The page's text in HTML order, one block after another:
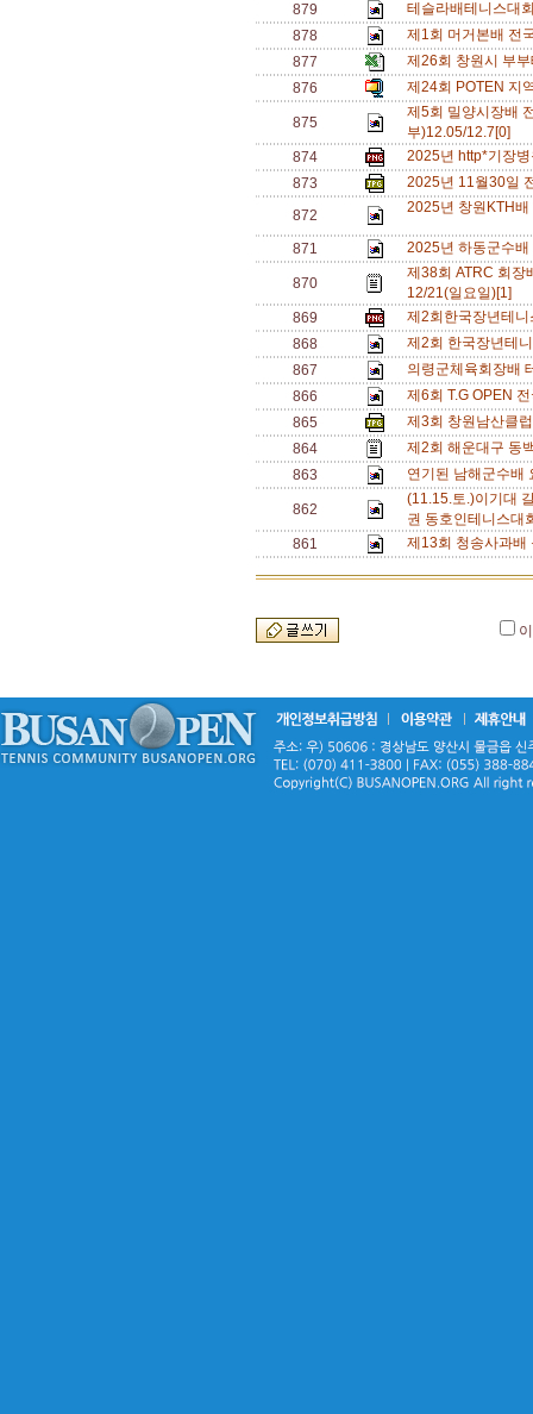
879
테슬라배테니스대
878
제1회 머거본배 전
877
제26회 창원시 부
876
제24회 POTEN 지
875
제5회 밀양시장배
부)12.05/12.7[0]
874
2025년 http*기장
873
2025년 11월30일
872
2025년 창원KTH
871 2025년 하동군수
870
제38회 ATRC 회장
12/21(일요일)[1]
869
제2회한국장년테
868
제2회 한국장년테
867
의령군체육회장배
866
제6회 T.G OPEN
865
제3회 창원남산클
864
제2회 해운대구 동
863
연기된 남해군수
862
(11.15.토.)이기대
권 동호인테니스
861
제13회 청송사과